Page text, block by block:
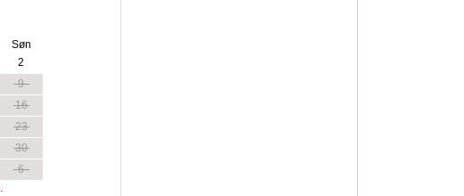
Søn
2
9
16
23
30
6